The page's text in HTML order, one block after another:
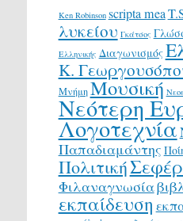
Ken Robinson scripta mea
λυκείου Γκάτσος
Ελληνικής Διαγωνισμός
Κ.
ΜνήμηΜουσική
Νεότερη
Λογοτεχνία
Παπαδιαμάντης
Πολιτική
Φιλαναγνωσία
εκπαίδευση